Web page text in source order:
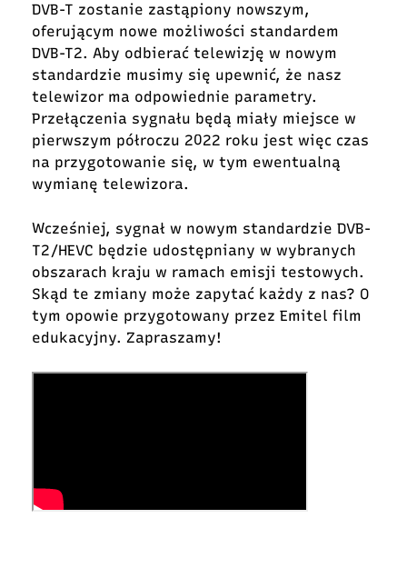
DVB-T zostanie zastąpiony nowszym,
oferującym nowe możliwości standardem
DVB-T2. Aby odbierać telewizję w nowym
standardzie musimy się upewnić, że nasz
telewizor ma odpowiednie parametry.
Przełączenia sygnału będą miały miejsce w
pierwszym półroczu 2022 roku jest więc czas
na przygotowanie się, w tym ewentualną
wymianę telewizora.
Wcześniej, sygnał w nowym standardzie DVB-
T2/HEVC będzie udostępniany w wybranych
obszarach kraju w ramach emisji testowych.
Skąd te zmiany może zapytać każdy z nas? O
tym opowie przygotowany przez Emitel film
edukacyjny. Zapraszamy!